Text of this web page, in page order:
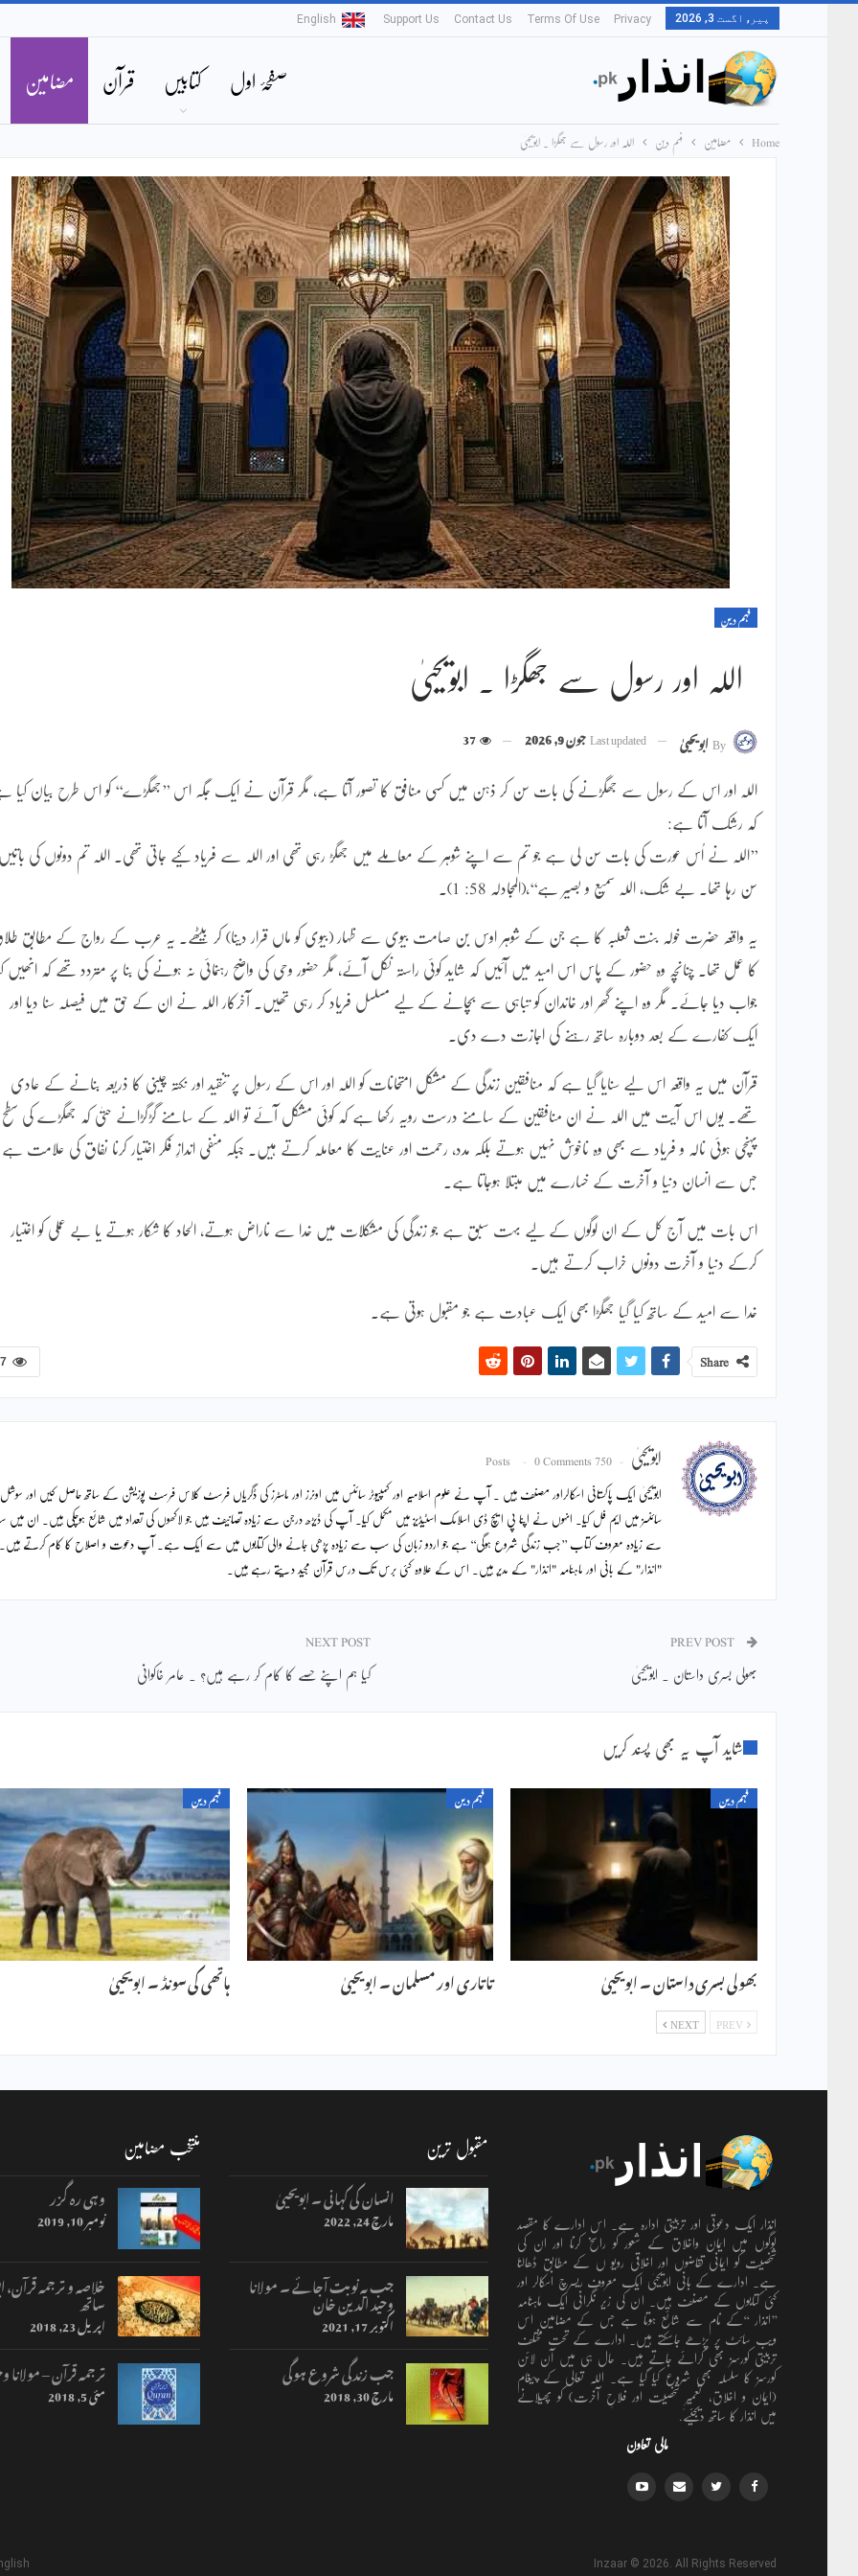
پیر, اگست 3, 2026 Privacy
Terms Of Use
Contact Us
Support Us
English
صفحۂ اول کتابیں قرآن مضامین
Home مضامین فہم دین اللہ اور رسول سے جھگڑا ۔ ابویحییٰ
فہم دین
اللہ اور رسول سے جھگڑا ۔ ابویحییٰ
Byابویحییٰ Last updatedجون 9, 2026
اللہ اور اس کے رسول سے جھگڑنے کی بات سن کر ذہن میں کسی منافق کا تصور آتا ہے، مگر قرآن نے ایک جگہ اس ’’جھگڑے‘‘ کو اس طرح بیان کیا
کہ رشک آتا ہے:
’’اللہ نے اُس عورت کی بات سن لی ہے جو تم سے اپنے شوہر کے معاملے میں جھگڑ رہی تھی اور اللہ سے فریاد کیے جاتی تھی۔ اللہ تم دونوں کی
سن رہا تھا۔ بے شک، اللہ سمیع و بصیر ہے‘‘،(المجادلہ 58: 1)۔
یہ واقعہ حضرت خولہ بنت ثعلبہ کا ہے جن کے شوہر اوس بن صامت بیوی سے ظہار (بیوی کو ماں قرار دینا) کر بیٹھے۔ یہ عرب کے رواج کے مطابق
کا عمل تھا۔ چنانچہ وہ حضور کے پاس اس امید میں آئیں کہ شاید کوئی راستہ نکل آئے، مگر حضور وحی کی واضح رہنمائی نہ ہونے کی بنا پر متردد تھے کہ انھیں
جواب دیا جائے۔ مگر وہ اپنے گھر اور خاندان کو تباہی سے بچانے کے لیے مسلسل فریاد کر رہی تھیں۔ آخرکار اللہ نے ان کے حق میں فیصلہ سنا دیا اور
ایک کفارے کے بعد دوبارہ ساتھ رہنے کی اجازت دے دی۔
قرآن میں یہ واقعہ اس لیے سنایا گیا ہے کہ منافقین زندگی کے مشکل امتحانات کو اللہ اور اس کے رسول پر تنقید اور نکتہ چینی کا ذریعہ بنانے کے عادی
تھے۔ یوں اس آیت میں اللہ نے ان منافقین کے سامنے درست رویہ رکھا ہے کہ کوئی مشکل آئے تو اللہ کے سامنے گڑگڑانے حتیٰ کہ جھگڑے کی سطح
پہنچی ہوئی نالہ و فریاد سے بھی وہ ناخوش نہیں ہوتے بلکہ مدد، رحمت اور عنایت کا معاملہ کرتے ہیں۔ جبکہ منفی اندازِ فکر اختیار کرنا نفاق کی علامت ہے
جس سے انسان دنیا و آخرت کے خسارے میں مبتلا ہوجاتا ہے۔
اس بات میں آج کل کے ان لوگوں کے لیے بہت سبق ہے جو زندگی کی مشکلات میں خدا سے ناراض ہوتے، الحاد کا شکار ہوتے یا بے عملی کو اختیار
کرکے دنیا و آخرت دونوں خراب کرتے ہیں۔
خدا سے امید کے ساتھ کیا گیا جھگڑا بھی ایک عبادت ہے جو مقبول ہوتی ہے۔
Share
ابویحییٰ 750 Posts
0 Comments
ابویحییٰ ایک پاکستانی اسکالراور مصنف ہیں ۔ آپ نے علوم اسلامیہ اور کمپیوٹر سائنس میں اونرز اور ماسٹرز کی ڈگریاں فرسٹ کلاس فرسٹ پوزیشن کے ساتھ حاصل کیں اور سوشل
سائنسز میں ایم فل کیا۔ انہوں نے اپنا پی ایچ ڈی اسلامک اسٹیڈیز میں مکمل کیا۔ آپ کی ڈیڑھ درجن سے زیادہ تصانیف ہیں جو لاکھوں کی تعداد میں شائع ہوچکی ہیں۔ ان
سے زیادہ معروف کتاب ’’جب زندگی شروع ہوگی‘‘ ہے جو اردو زبان کی سب سے زیادہ پڑھی جانے والی کتابوں میں سے ایک ہے۔ آپ دعوت و اصلاح کا کام کرتے ہیں۔
"انذار" کے بانی اور ماہنامہ "انذار" کے مدیر ہیں۔ اس کے علاوہ کئی برس تک درس قرآن مجید دیتے رہے ہیں۔
بھولی بسری داستان ۔ ابویحییٰ
NEXT POST
کیا ہم اپنے حصے کا کام کر رہے ہیں؟ ۔ عامر خاکوانی
شاید آپ یہ بھی پسند کریں
فہم دین
بھولی بسری داستان ۔ ابویحییٰ
فہم دین
تاتاری اور مسلمان ۔ ابویحییٰ
فہم دین
ہاتھی کی سونڈ ۔ ابویحییٰ
NEXT
انذار ایک دعوتی اور تربیتی ادارہ ہے۔ اس ادارے کا مقصد
لوگوں میں ایمان واخلاق کے شعور کو راسخ کرنا اور ان کی
شخصیت کو ایمانی تقاضوں اور اخلاقی رویو ں کے مطابق ڈھالنا
ہے۔ ادارے کے بانی ابویحییٰ ایک معروف ریسرچ اسکالر اور
کئی کتابوں کے مصنف ہیں۔ ان کی زیر نگرانی ایک ماہنامہ
’’انذار ‘‘کے نام سے شائع ہوتا ہے جس کے مضامین اس
ویب سائٹ پر پڑھے جاسکتے ہیں۔ ادارے کے تحت مختلف
تربیتی کورسز بھی کرائے جاتے ہیں۔ حال ہی میں آن لائن
کورسز کا سلسلہ بھی شروع کیا گیا ہے۔ اللہ تعالٰی کے پیغام
(ایمان و اخلاق، تعمیرِ شخصیت اور فلاحِ آخرت) کو پھیلانے
میں انذار کا ساتھ دیجئیے.
مالی تعاون
مقبول ترین
انسان کی کہانی ۔ ابویحییٰ
مارچ 24, 2022
جب یہ نوبت آجائے ۔ مولانا
وحید الدین خان
اکتوبر 17, 2021
جب زندگی شروع ہوگی
مارچ 30, 2018
منتخب مضامین
وہی رہ گزر
نومبر 10, 2019
خلاصہ و ترجمہ
ساتھ
اپریل 23, 2018
ترجمہ قرآن – مولانا
مئی 5, 2018
Inzaar © 2026. All Rights Reserved